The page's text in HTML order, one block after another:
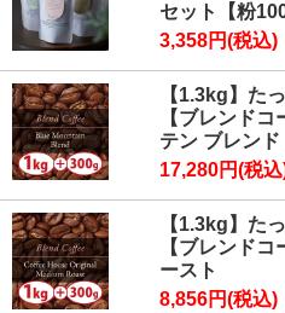
セット【粉
3,358円(税込)
【1.3kg】た
【ブレンド
テン ブレンド
17,280円(税
【1.3kg】た
【ブレンド
ースト
8,856円(税込)